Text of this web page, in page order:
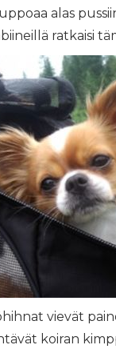
alas
ratkaisi
vievät
koiran